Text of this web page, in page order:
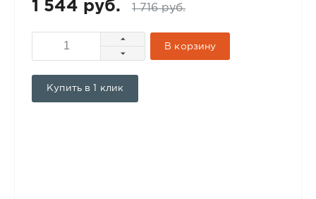
1 544 руб. 1 716 руб.
В корзину
Купить в 1 клик